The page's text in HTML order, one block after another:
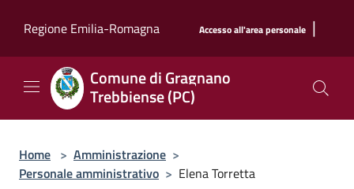
Regione Emilia-Romagna
Accesso all'area personale |
Comune di Gragnano
Trebbiense (PC)
Home > Amministrazione >
Personale amministrativo > Elena Torretta